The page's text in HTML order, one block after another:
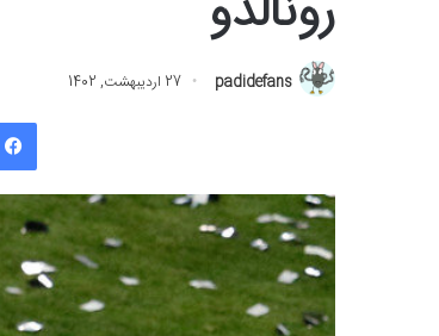
padidefans 27 اردیبهشت, 1402